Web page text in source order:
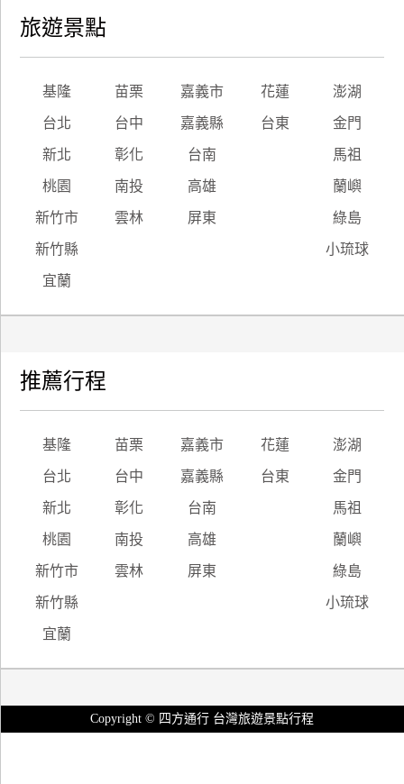
旅遊景點
基隆 苗栗 嘉義市 花蓮 澎湖
台北 台中 嘉義縣 台東 金門
新北 彰化 台南 馬祖
桃園 南投 高雄 蘭嶼
新竹市 雲林 屏東 綠島
新竹縣 小琉球
宜蘭
推薦行程
基隆 苗栗 嘉義市 花蓮 澎湖
台北 台中 嘉義縣 台東 金門
新北 彰化 台南 馬祖
桃園 南投 高雄 蘭嶼
新竹市 雲林 屏東 綠島
新竹縣 小琉球
宜蘭
Copyright © 四方通行 台灣旅遊景點行程